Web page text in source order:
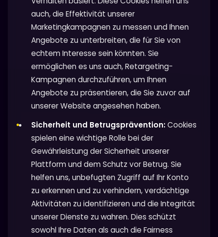
auch, die Effektivität unserer
Marketingkampagnen zu messen und Ihnen
Angebote zu unterbreiten, die für Sie von
echtem Interesse sein könnten. Sie
ermöglichen es uns auch, Retargeting-
Kampagnen durchzuführen, um Ihnen
Angebote zu präsentieren, die Sie zuvor auf
unserer Website angesehen haben.
Sicherheit und Betrugsprävention:Cookies
spielen eine wichtige Rolle bei der
Gewährleistung der Sicherheit unserer
Plattform und dem Schutz vor Betrug. Sie
helfen uns, unbefugten Zugriff auf Ihr Konto
zu erkennen und zu verhindern, verdächtige
Aktivitäten zu identifizieren und die Integrität
unserer Dienste zu wahren. Dies schützt
sowohl Ihre Daten als auch die Fairness